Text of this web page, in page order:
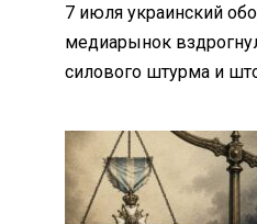
7 июля украинский
медиарынок
силового штурма и